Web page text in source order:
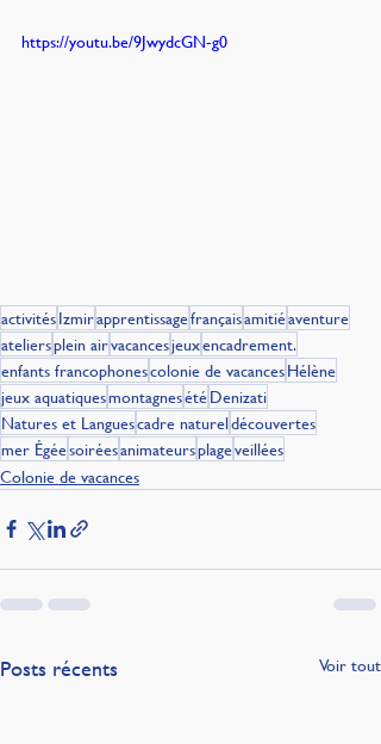
https://youtu.be/9JwydcGN-g0
activitésIzmirapprentissagefrançaisamitiéaventure
ateliersplein airvacancesjeuxencadrement.
enfants francophonescolonie de vacancesHélène
jeux aquatiquesmontagnesétéDenizati
Natures et Languescadre natureldécouvertes
mer Égéesoiréesanimateursplageveillées
Colonie de vacances
Posts récents Voir tout